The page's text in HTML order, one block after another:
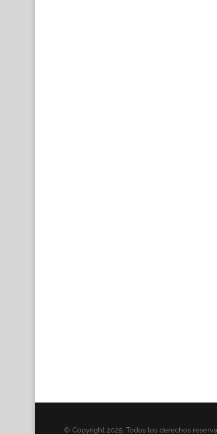
© Copyright 2025. Todos los derechos